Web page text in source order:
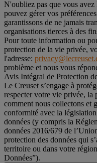
N'oubliez pas que vous
pouvez gérer vos
garantissons de ne jamais
organisations tierces à des
Pour toute information ou
protection de la vie privée,
l'adresse:
problème et nous vous
Avis Intégral de Protection
Le Creuset s’engage à
respecter votre vie privée, la
comment nous collectons et
conformité avec la
données (y compris la
données 2016/679 de
protection des données qui
territoire ou dans votre
Données”).